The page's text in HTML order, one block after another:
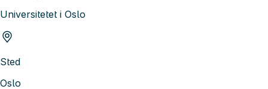
Universitetet i Oslo
Sted
Oslo